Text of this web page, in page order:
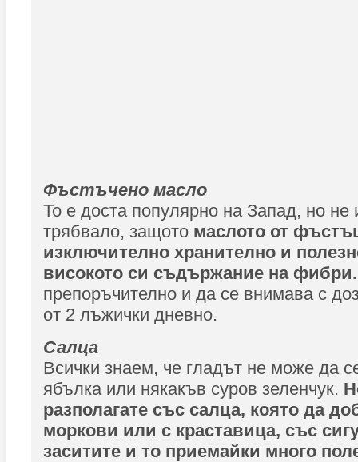
Фъстъчено масло
То е доста популярно на Запад, но не
трябвало, защото маслото от
изключително хранително и
високото си съдържание на
препоръчително и да се внимава с
от 2 лъжички дневно.
Салца
Всички знаем, че гладът не може да
ябълка или някакъв суров зеленчук.
разполагате със салца, която да
моркови или с краставица, със
заситите и то приемайки много